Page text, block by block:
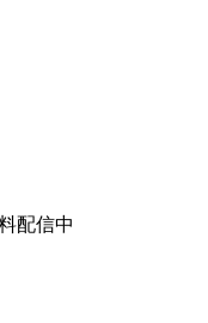
配信中